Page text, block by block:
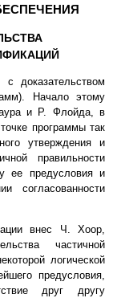
доказательством
Начало этому
и Р. Флойда, в
программы так
утверждения и
правильности
ее предусловия и
согласованности
внес Ч. Хоор,
частичной
логической
предусловия,
друг другу